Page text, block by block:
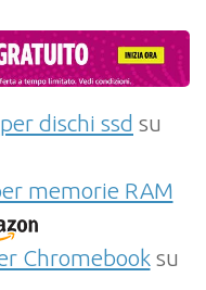
dischi ssd su
memorie RAM
Chromebooksu